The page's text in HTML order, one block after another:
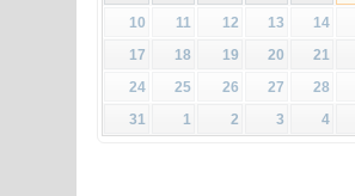
10
11 12 13 14
17
18 19 20 21
24
25 26 27 28
31
1 2 3 4